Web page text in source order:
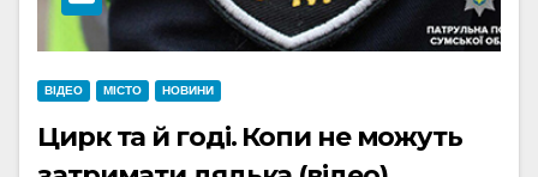
ВІДЕО МІСТО НОВИНИ
Цирк та й годі. Копи не можуть